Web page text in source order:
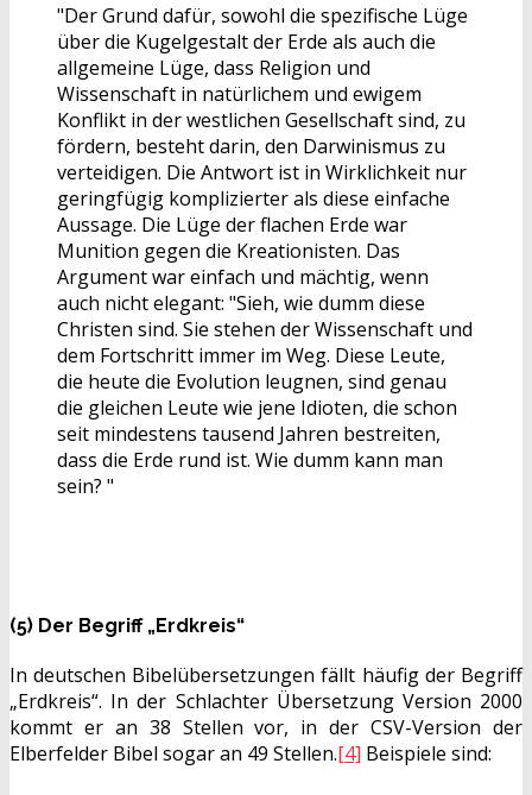
"Der Grund dafür, sowohl die spezifische Lüge
über die Kugelgestalt der Erde als auch die
allgemeine Lüge, dass Religion und
Wissenschaft in natürlichem und ewigem
Konflikt in der westlichen Gesellschaft sind, zu
fördern, besteht darin, den Darwinismus zu
verteidigen. Die Antwort ist in Wirklichkeit nur
geringfügig komplizierter als diese einfache
Aussage. Die Lüge der flachen Erde war
Munition gegen die Kreationisten. Das
Argument war einfach und mächtig, wenn
auch nicht elegant: "Sieh, wie dumm diese
Christen sind. Sie stehen der Wissenschaft und
dem Fortschritt immer im Weg. Diese Leute,
die heute die Evolution leugnen, sind genau
die gleichen Leute wie jene Idioten, die schon
seit mindestens tausend Jahren bestreiten,
dass die Erde rund ist. Wie dumm kann man
sein? "
(5) Der Begriff „Erdkreis“
In deutschen Bibelübersetzungen fällt häufig der Begriff
„Erdkreis“. In der Schlachter Übersetzung Version 2000
kommt er an 38 Stellen vor, in der CSV-Version der
Elberfelder Bibel sogar an 49 Stellen.[4] Beispiele sind: